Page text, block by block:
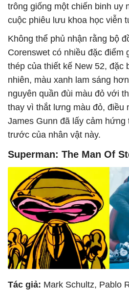
trông giống một chiến binh uy
cuộc phiêu lưu khoa học viễn
Không thể phủ nhận rằng bộ
Corenswet có nhiều đặc điểm
thép của thiết kế New 52, ​​đặc
nhiên, màu xanh lam sáng
nguyên quần đùi màu đỏ với
thay vì thắt lưng màu đỏ, điều
James Gunn đã lấy cảm
trước của nhân vật này.
Superman: The Man Of
Tác giả: Mark Schultz, Pablo